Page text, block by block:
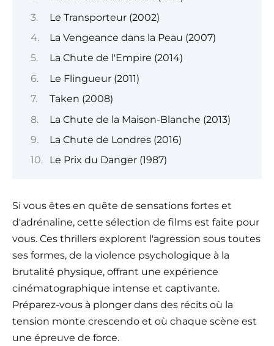
Le Transporteur (2002)
La Vengeance dans la Peau (2007)
La Chute de l'Empire (2014)
Le Flingueur (2011)
Taken (2008)
La Chute de la Maison-Blanche (2013)
La Chute de Londres (2016)
Le Prix du Danger (1987)
Si vous êtes en quête de sensations fortes et
d'adrénaline, cette sélection de films est faite pour
vous. Ces thrillers explorent l'agression sous toutes
ses formes, de la violence psychologique à la
brutalité physique, offrant une expérience
cinématographique intense et captivante.
Préparez-vous à plonger dans des récits où la
tension monte crescendo et où chaque scène est
une épreuve de force.